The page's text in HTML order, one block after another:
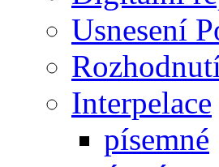
Usnesení
Interpelace
písemné